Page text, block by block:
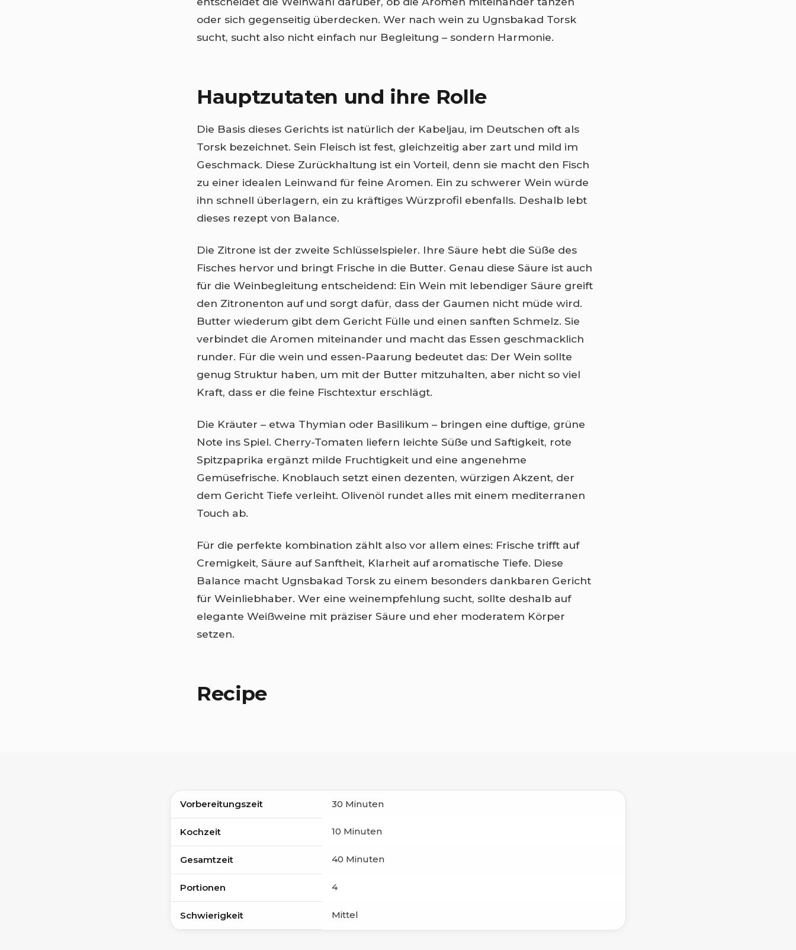
oder sich gegenseitig überdecken. Wer nach wein zu Ugnsbakad Torsk
sucht, sucht also nicht einfach nur Begleitung – sondern Harmonie.
Hauptzutaten und ihre Rolle
Die Basis dieses Gerichts ist natürlich der Kabeljau, im Deutschen oft als
Torsk bezeichnet. Sein Fleisch ist fest, gleichzeitig aber zart und mild im
Geschmack. Diese Zurückhaltung ist ein Vorteil, denn sie macht den Fisch
zu einer idealen Leinwand für feine Aromen. Ein zu schwerer Wein würde
ihn schnell überlagern, ein zu kräftiges Würzprofil ebenfalls. Deshalb lebt
dieses rezept von Balance.
Die Zitrone ist der zweite Schlüsselspieler. Ihre Säure hebt die Süße des
Fisches hervor und bringt Frische in die Butter. Genau diese Säure ist auch
für die Weinbegleitung entscheidend: Ein Wein mit lebendiger Säure greift
den Zitronenton auf und sorgt dafür, dass der Gaumen nicht müde wird.
Butter wiederum gibt dem Gericht Fülle und einen sanften Schmelz. Sie
verbindet die Aromen miteinander und macht das Essen geschmacklich
runder. Für die wein und essen-Paarung bedeutet das: Der Wein sollte
genug Struktur haben, um mit der Butter mitzuhalten, aber nicht so viel
Kraft, dass er die feine Fischtextur erschlägt.
Die Kräuter – etwa Thymian oder Basilikum – bringen eine duftige, grüne
Note ins Spiel. Cherry-Tomaten liefern leichte Süße und Saftigkeit, rote
Spitzpaprika ergänzt milde Fruchtigkeit und eine angenehme
Gemüsefrische. Knoblauch setzt einen dezenten, würzigen Akzent, der
dem Gericht Tiefe verleiht. Olivenöl rundet alles mit einem mediterranen
Touch ab.
Für die perfekte kombination zählt also vor allem eines: Frische trifft auf
Cremigkeit, Säure auf Sanftheit, Klarheit auf aromatische Tiefe. Diese
Balance macht Ugnsbakad Torsk zu einem besonders dankbaren Gericht
für Weinliebhaber. Wer eine weinempfehlung sucht, sollte deshalb auf
elegante Weißweine mit präziser Säure und eher moderatem Körper
setzen.
Recipe
Vorbereitungszeit 30 Minuten
Kochzeit 10 Minuten
Gesamtzeit 40 Minuten
Portionen 4
Schwierigkeit Mittel